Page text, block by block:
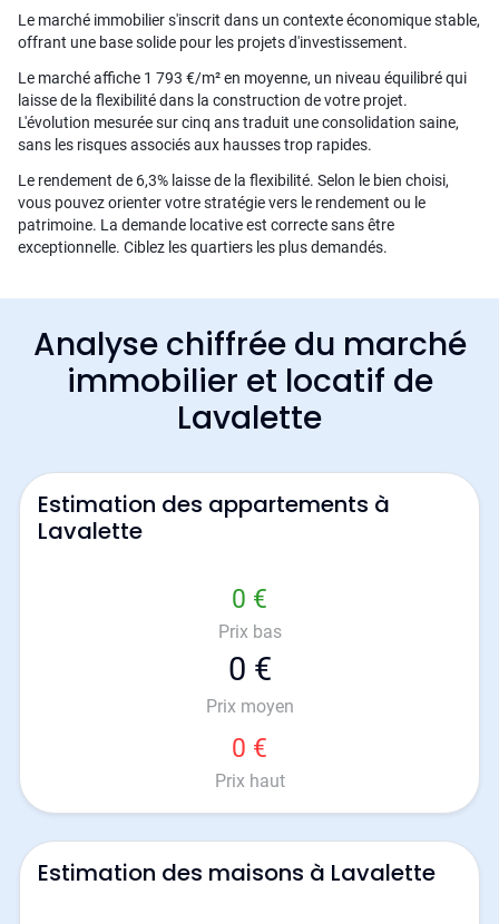
Le marché immobilier s'inscrit dans un contexte économique stable,
offrant une base solide pour les projets d'investissement.
Le marché affiche 1 793 €/m² en moyenne, un niveau équilibré qui
laisse de la flexibilité dans la construction de votre projet.
L'évolution mesurée sur cinq ans traduit une consolidation saine,
sans les risques associés aux hausses trop rapides.
Le rendement de 6,3% laisse de la flexibilité. Selon le bien choisi,
vous pouvez orienter votre stratégie vers le rendement ou le
patrimoine. La demande locative est correcte sans être
exceptionnelle. Ciblez les quartiers les plus demandés.
Analyse chiffrée du marché
immobilier et locatif de
Lavalette
Estimation des appartements à
Lavalette
0 €
Prix bas
0 €
Prix moyen
0 €
Prix haut
Estimation des maisons à Lavalette